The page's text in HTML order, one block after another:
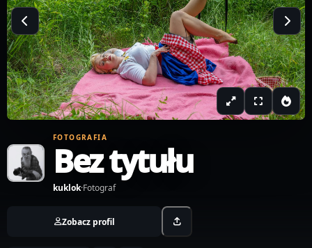
FOTOGRAFIA
Bez tytułu
kuklok·Fotograf
Zobacz profil